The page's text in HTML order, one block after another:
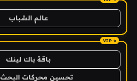
عالم الشباب
باقة باك لينك
تحسين محركات البحث SEO